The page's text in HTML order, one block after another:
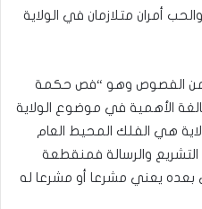
أمران متلازمان في الولاية
من الفصوص وهو “فص حكمة
الأهمية في موضوع الولاية
هي الفلك المحيط العام
والرسالة فمنقطعة
يعني مشرعا أو مشرعا له